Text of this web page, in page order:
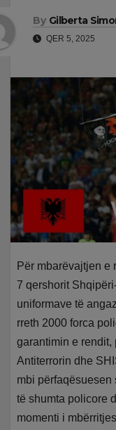
By Gilberta
QER 5, 2025
Për mbarëvajtjen e
7 qershorit
uniformave të
rreth 2000 forca
garantimin e
Antiterrorin dhe
mbi përfaqësuesen
të shumta policore
momenti i